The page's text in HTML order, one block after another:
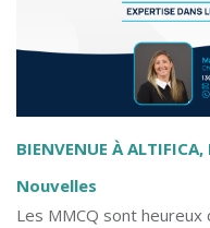
BIENVENUE À ALTIFICA,
Nouvelles
Les MMCQ sont